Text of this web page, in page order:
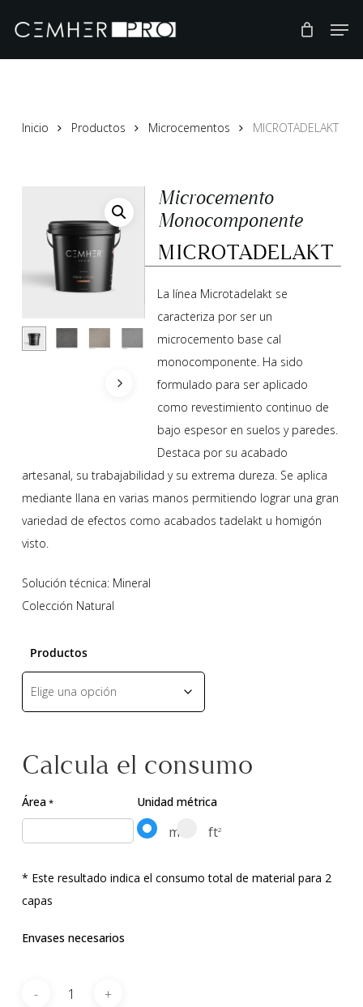
main
Inicio Productos Microcementos MICROTADELAKT
Microcemento
Monocomponente
MICROTADELAKT
La línea Microtadelakt se
caracteriza por ser un
microcemento base cal
monocomponente. Ha sido
formulado para ser aplicado
como revestimiento continuo de
bajo espesor en suelos y paredes.
Destaca por su acabado
artesanal, su trabajabilidad y su extrema dureza. Se aplica
mediante llana en varias manos permitiendo lograr una gran
variedad de efectos como acabados tadelakt u homigón
visto.
Solución técnica: Mineral
Colección Natural
Productos
Calcula el consumo
Área* Unidad métrica
m ft2
* Este resultado indica el consumo total de material para 2
capas
Envases necesarios